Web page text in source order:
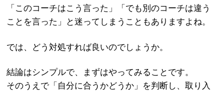
「このコーチはこう言った」「でも別のコーチは違う
ことを言った」と迷ってしまうこともありますよね。
では、どう対処すれば良いのでしょうか。
結論はシンプルで、まずはやってみることです。
そのうえで「自分に合うかどうか」を判断し、取り入